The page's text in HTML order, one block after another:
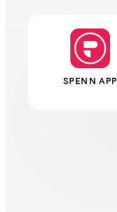
SPENN APP